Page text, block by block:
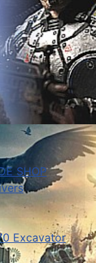
SHOP
Excavator